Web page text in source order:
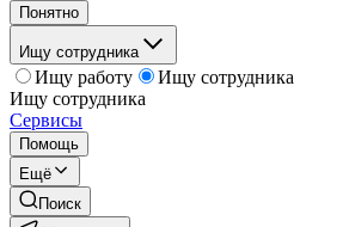
Понятно
Ищу сотрудника
Ищу работу
Ищу сотрудника
Ищу сотрудника
Сервисы
Помощь
Ещё
Поиск